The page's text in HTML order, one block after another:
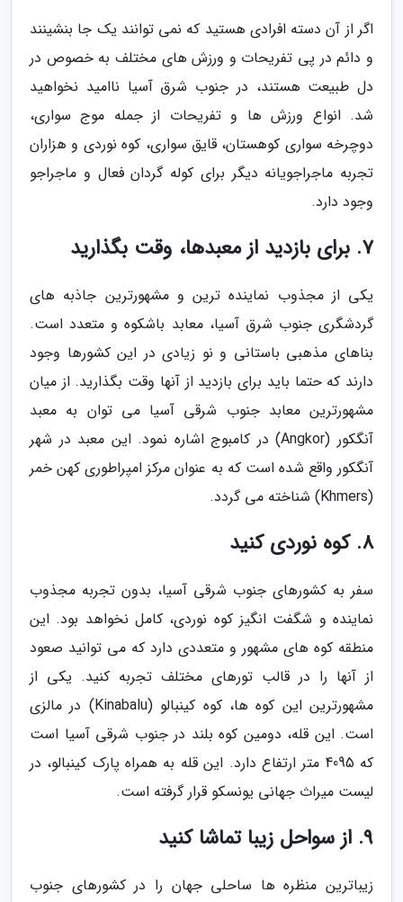
اگر از آن دسته افرادی هستید که نمی توانند یک جا بنشینند
و دائم در پی تفریحات و ورزش های مختلف به خصوص در
دل طبیعت هستند، در جنوب شرق آسیا ناامید نخواهید
شد. انواع ورزش ها و تفریحات از جمله موج سواری،
دوچرخه سواری کوهستان، قایق سواری، کوه نوردی و هزاران
تجربه ماجراجویانه دیگر برای کوله گردان فعال و ماجراجو
وجود دارد.
7. برای بازدید از معبدها، وقت بگذارید
یکی از مجذوب نماینده ترین و مشهورترین جاذبه های
گردشگری جنوب شرق آسیا، معابد باشکوه و متعدد است.
بناهای مذهبی باستانی و نو زیادی در این کشورها وجود
دارند که حتما باید برای بازدید از آنها وقت بگذارید. از میان
مشهورترین معابد جنوب شرقی آسیا می توان به معبد
آنگکور (Angkor) در کامبوج اشاره نمود. این معبد در شهر
آنگکور واقع شده است که به عنوان مرکز امپراطوری کهن خمر
(Khmers) شناخته می گردد.
8. کوه نوردی کنید
سفر به کشورهای جنوب شرقی آسیا، بدون تجربه مجذوب
نماینده و شگفت انگیز کوه نوردی، کامل نخواهد بود. این
منطقه کوه های مشهور و متعددی دارد که می توانید صعود
از آنها را در قالب تورهای مختلف تجربه کنید. یکی از
مشهورترین این کوه ها، کوه کینبالو (Kinabalu) در مالزی
است. این قله، دومین کوه بلند در جنوب شرقی آسیا است
که 4095 متر ارتفاع دارد. این قله به همراه پارک کینبالو، در
لیست میراث جهانی یونسکو قرار گرفته است.
9. از سواحل زیبا تماشا کنید
زیباترین منظره ها ساحلی جهان را در کشورهای جنوب